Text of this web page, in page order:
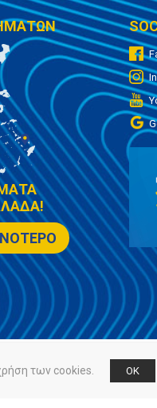
των cookies. OK